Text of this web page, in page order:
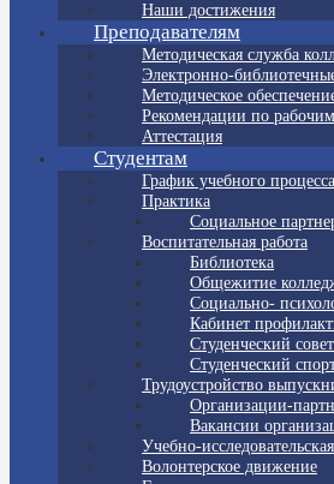
Наши достижения
Преподавателям
Методическая служба
Электронно-
Методическое
Рекомендации по
Аттестация
Студентам
График учебного процесса
Практика
Социальное
Воспитательная работа
Библиотека
Общежитие
Социально-
Кабинет
Студенческий совет
Студенческий
Трудоустройство
Организации-
Вакансии
Учебно-
Волонтерское движение